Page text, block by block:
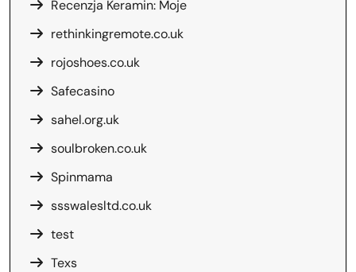
Recenzja Keramin: Moje
rethinkingremote.co.uk
rojoshoes.co.uk
Safecasino
sahel.org.uk
soulbroken.co.uk
Spinmama
ssswalesltd.co.uk
test
Texs